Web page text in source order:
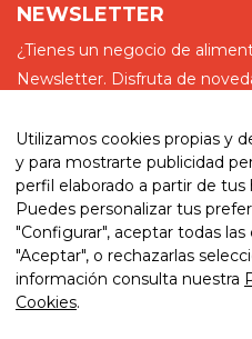
NEWSLETTER
¿Tienes un negocio de
Newsletter. Disfruta de
He leído y acepto la política de
Utilizamos cookies propias y
y para mostrarte publicidad
perfil elaborado a partir de
Puedes personalizar tus
"Configurar", aceptar todas
"Aceptar", o rechazarlas
información consulta nuestra
Cookies.